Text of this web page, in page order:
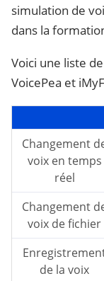
simulation de
dans la
Voici une liste
VoicePea et
Changement
voix en temps
réel
Changement
voix de fichier
de la voix